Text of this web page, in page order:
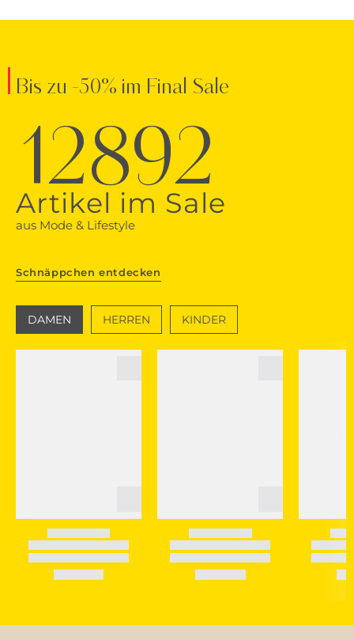
Bis zu -50% im Final Sale
12892
Artikel im Sale
aus Mode & Lifestyle
Schnäppchen entdecken
DAMEN HERREN KINDER